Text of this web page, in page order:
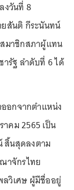
วันที่ 8
สันติ กีระนันทน์
มาชิกสภาผู้แทน
รัฐ ลำดับที่ 6 ได้
อกจากตำแหน่ง
คม 2565 เป็น
สิ้นสุดลงตาม
าจักรไทย
วิเศษ ผู้มีชื่ออยู่